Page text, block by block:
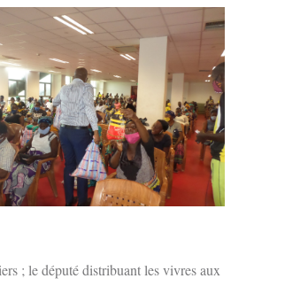
; le député distribuant les vivres aux